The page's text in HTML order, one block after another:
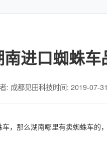
南进口蜘蛛
: 成都见田科技时间: 2019-07-
，那么湖南哪里有卖蜘蛛车